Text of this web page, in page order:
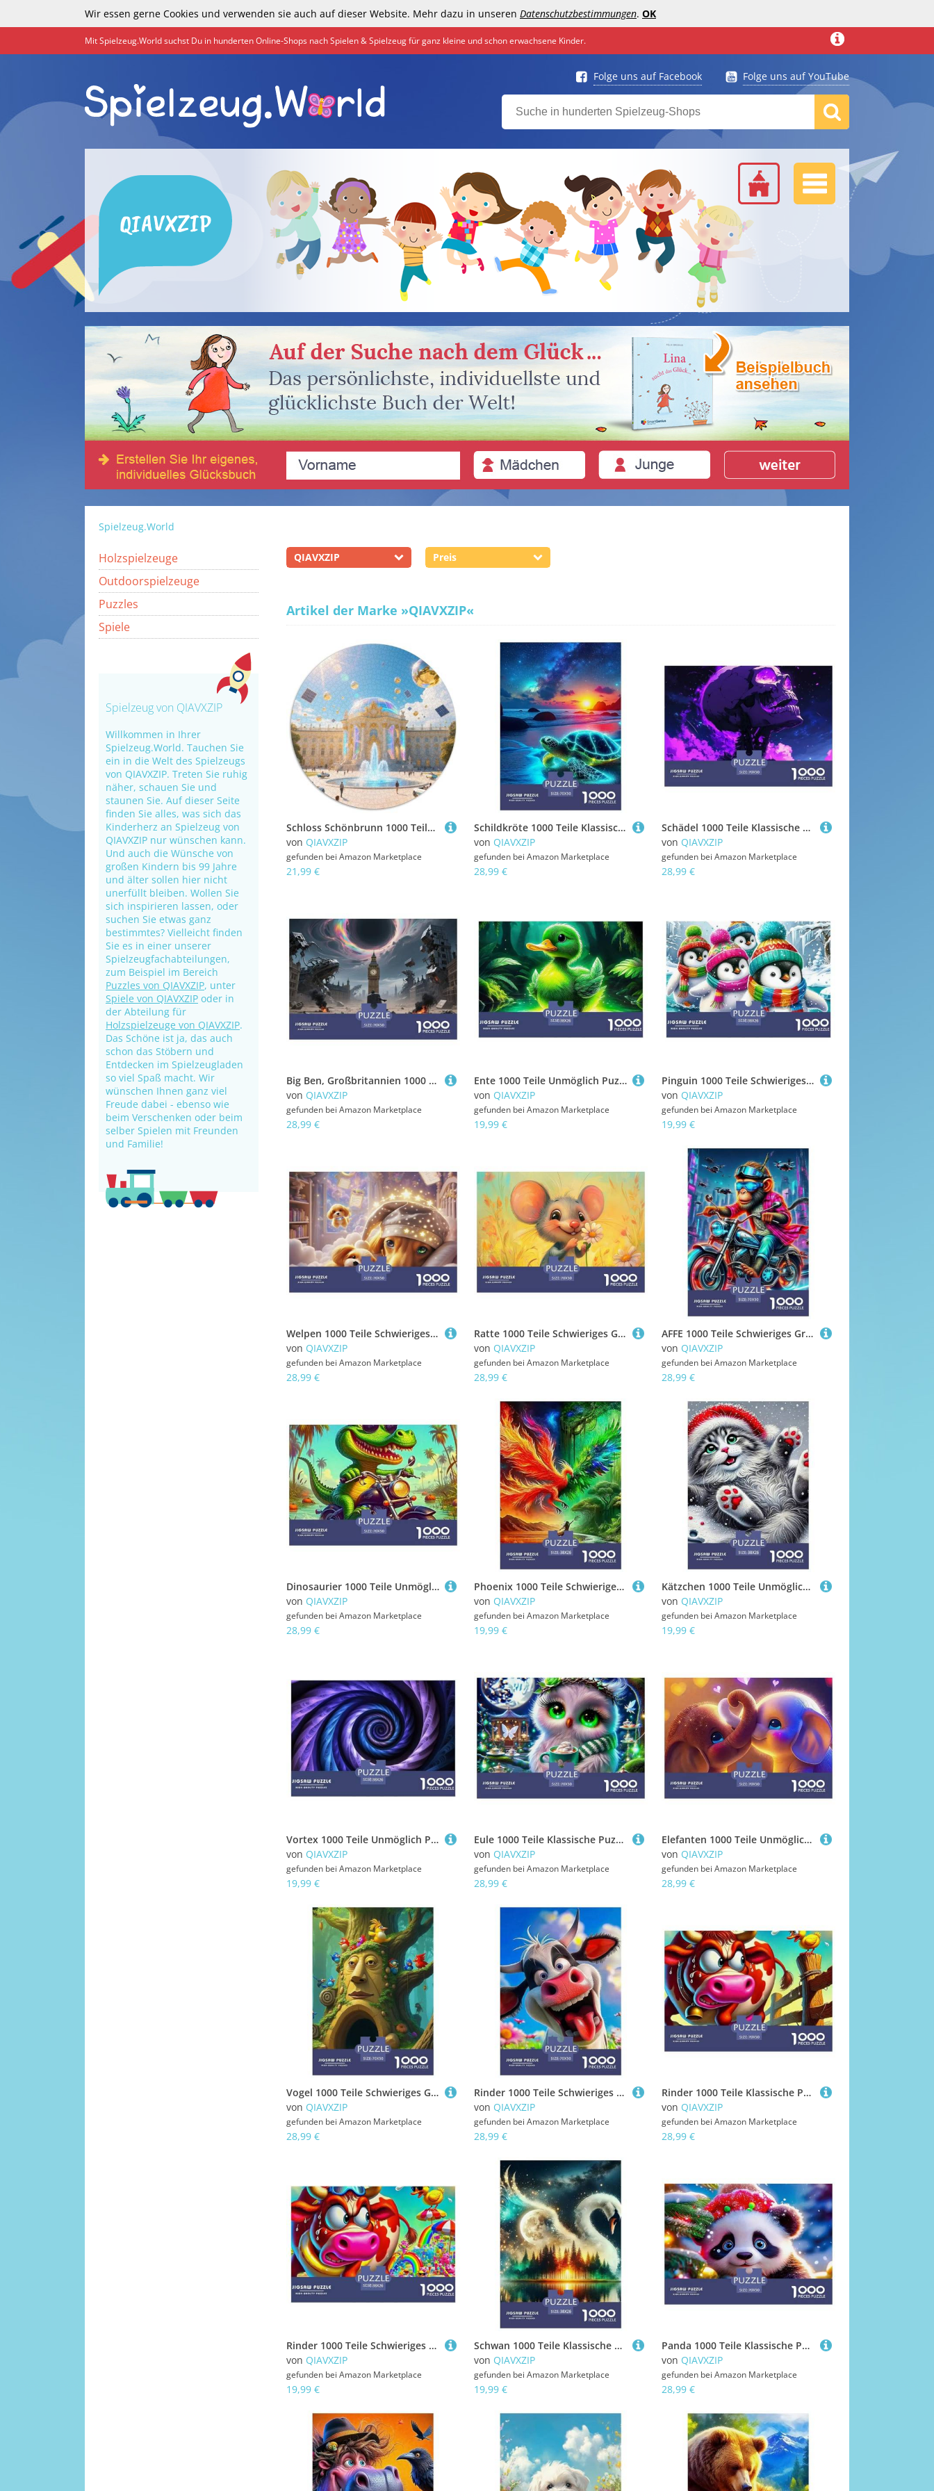
Wir essen gerne Cookies und verwenden sie auch auf dieser Website. Mehr dazu in unseren Datenschutzbestimmungen. OK
Mit Spielzeug.World suchst Du in hunderten Online-Shops nach Spielen & Spielzeug für ganz kleine und schon erwachsene Kinder.
Folge uns auf Facebook Folge uns auf YouTube
QIAVXZIP
Spielzeug.World
Holzspielzeuge
Outdoorspielzeuge
Puzzles
Spiele
Spielzeug von QIAVXZIP
Willkommen in Ihrer
Spielzeug.World. Tauchen Sie
ein in die Welt des Spielzeugs
von QIAVXZIP. Treten Sie ruhig
näher, schauen Sie und
staunen Sie. Auf dieser Seite
finden Sie alles, was sich das
Kinderherz an Spielzeug von
QIAVXZIP nur wünschen kann.
Und auch die Wünsche von
großen Kindern bis 99 Jahre
und älter sollen hier nicht
unerfüllt bleiben. Wollen Sie
sich inspirieren lassen, oder
suchen Sie etwas ganz
bestimmtes? Vielleicht finden
Sie es in einer unserer
Spielzeugfachabteilungen,
zum Beispiel im Bereich
Puzzles von QIAVXZIP, unter
Spiele von QIAVXZIP oder in
der Abteilung für
Holzspielzeuge von QIAVXZIP.
Das Schöne ist ja, das auch
schon das Stöbern und
Entdecken im Spielzeugladen
so viel Spaß macht. Wir
wünschen Ihnen ganz viel
Freude dabei - ebenso wie
beim Verschenken oder beim
selber Spielen mit Freunden
und Familie!
QIAVXZIP Preis
Artikel der Marke »QIAVXZIP«
Schloss Schönbrunn 1000 Teile Künstlerisches Jigsaw Puzzle Runde Puzzles Schwieriges Großes Stressabbau-Spielzeug Für Erwachsene Kinder Kreativ 1000pcs (67.5x67.5cm)
von QIAVXZIP
gefunden bei Amazon Marketplace
21,99 €
Schildkröte 1000 Teile Klassische Puzzle Tier Ab 14 Jahren, Teile Passen Perfekt Zusammen, Geschicklichkeitsspiel, Perfekt Für Spieleabende, Pädagogisches 70x50cm/1000pcs
von QIAVXZIP
gefunden bei Amazon Marketplace
28,99 €
Schädel 1000 Teile Klassische Puzzle Für Die Ganze Familie, Teile Passen Perfekt Zusammen, Geschicklichkeitsspiel, Premium Quality, Stressabbau-Spielzeug 70x50cm/1000pcs
von QIAVXZIP
gefunden bei Amazon Marketplace
28,99 €
Big Ben, Großbritannien 1000 Teile Unmöglich Puzzles, Familien, Teile Passen Perfekt Zusammen, Geschicklichkeitsspiel, Premium Quality, Pädagogisches 70x50cm/1000pcs
von QIAVXZIP
gefunden bei Amazon Marketplace
28,99 €
Ente 1000 Teile Unmöglich Puzzles Tier Für Die Ganze Familie, Teile Passen Perfekt Zusammen, Geschicklichkeitsspiel, Perfekt Für Spieleabende, Pädagogisches 38x26cm/1000pcs
von QIAVXZIP
gefunden bei Amazon Marketplace
19,99 €
Pinguin 1000 Teile Schwieriges Großes Puzzle Tier Für Die Ganze Familie, Teile Passen Perfekt Zusammen, Geschicklichkeitsspiel, Premium Quality, Stressabbau-Spielzeug 38x26cm/1000pcs
von QIAVXZIP
gefunden bei Amazon Marketplace
19,99 €
Welpen 1000 Teile Schwieriges Großes Puzzle Tier Für Erwachsene, Familien, Teile Passen Perfekt Zusammen, Geschicklichkeitsspiel, Premium Quality, Stressabbau-Spielzeug 70x50cm/1000pcs
von QIAVXZIP
gefunden bei Amazon Marketplace
28,99 €
Ratte 1000 Teile Schwieriges Großes Puzzle Für Erwachsene Und Kinder, Teile Passen Perfekt Zusammen, Geschicklichkeitsspiel, Perfekt Für Spieleabende, Pädagogisches 70x50cm/1000pcs
von QIAVXZIP
gefunden bei Amazon Marketplace
28,99 €
AFFE 1000 Teile Schwieriges Großes Puzzle Tier Ab 14 Jahren, Teile Passen Perfekt Zusammen, Geschicklichkeitsspiel, Perfekt Für Spieleabende, Pädagogisches 70x50cm/1000pcs
von QIAVXZIP
gefunden bei Amazon Marketplace
28,99 €
Dinosaurier 1000 Teile Unmöglich Puzzles Tier Für Die Ganze Familie, Teile Passen Perfekt Zusammen, Geschicklichkeitsspiel, Perfekt Für Spieleabende, Pädagogisches 70x50cm/1000pcs
von QIAVXZIP
gefunden bei Amazon Marketplace
28,99 €
Phoenix 1000 Teile Schwieriges Großes Puzzle Tier Für Erwachsene Und Kinder, Teile Passen Perfekt Zusammen, Geschicklichkeitsspiel, Premium Quality, Pädagogisches 38x26cm/1000pcs
von QIAVXZIP
gefunden bei Amazon Marketplace
19,99 €
Kätzchen 1000 Teile Unmöglich Puzzles Tier Für Erwachsene, Familien, Teile Passen Perfekt Zusammen, Geschicklichkeitsspiel, Perfekt Für Spieleabende, Pädagogisches 38x26cm/1000pcs
von QIAVXZIP
gefunden bei Amazon Marketplace
19,99 €
Vortex 1000 Teile Unmöglich Puzzles Für Erwachsene, Familien, Teile Passen Perfekt Zusammen, Geschicklichkeitsspiel, Premium Quality, Pädagogisches 38x26cm/1000pcs
von QIAVXZIP
gefunden bei Amazon Marketplace
19,99 €
Eule 1000 Teile Klassische Puzzle Tier Ab 14 Jahren, Teile Passen Perfekt Zusammen, Geschicklichkeitsspiel, Premium Quality, Stressabbau-Spielzeug 70x50cm/1000pcs
von QIAVXZIP
gefunden bei Amazon Marketplace
28,99 €
Elefanten 1000 Teile Unmöglich Puzzles Tier Ab 14 Jahren, Teile Passen Perfekt Zusammen, Geschicklichkeitsspiel, Premium Quality, Stressabbau-Spielzeug 70x50cm/1000pcs
von QIAVXZIP
gefunden bei Amazon Marketplace
28,99 €
Vogel 1000 Teile Schwieriges Großes Puzzle Tier Für Erwachsene, Familien, Teile Passen Perfekt Zusammen, Geschicklichkeitsspiel, Premium Quality, Stressabbau-Spielzeug 70x50cm/1000pcs
von QIAVXZIP
gefunden bei Amazon Marketplace
28,99 €
Rinder 1000 Teile Schwieriges Großes Puzzle Tier Ab 14 Jahren, Teile Passen Perfekt Zusammen, Geschicklichkeitsspiel, Perfekt Für Spieleabende, Stressabbau-Spielzeug 70x50cm/1000pcs
von QIAVXZIP
gefunden bei Amazon Marketplace
28,99 €
Rinder 1000 Teile Klassische Puzzle Tier Für Erwachsene Und Kinder, Teile Passen Perfekt Zusammen, Geschicklichkeitsspiel, Premium Quality, Stressabbau-Spielzeug 70x50cm/1000pcs
von QIAVXZIP
gefunden bei Amazon Marketplace
28,99 €
Rinder 1000 Teile Schwieriges Großes Puzzle Tier Ab 14 Jahren, Teile Passen Perfekt Zusammen, Geschicklichkeitsspiel, Premium Quality, Stressabbau-Spielzeug 38x26cm/1000pcs
von QIAVXZIP
gefunden bei Amazon Marketplace
19,99 €
Schwan 1000 Teile Klassische Puzzle Tier Für Die Ganze Familie, Teile Passen Perfekt Zusammen, Geschicklichkeitsspiel, Premium Quality, Stressabbau-Spielzeug 38x26cm/1000pcs
von QIAVXZIP
gefunden bei Amazon Marketplace
19,99 €
Panda 1000 Teile Klassische Puzzle Tier Ab 14 Jahren, Teile Passen Perfekt Zusammen, Geschicklichkeitsspiel, Perfekt Für Spieleabende, Pädagogisches 70x50cm/1000pcs
von QIAVXZIP
gefunden bei Amazon Marketplace
28,99 €